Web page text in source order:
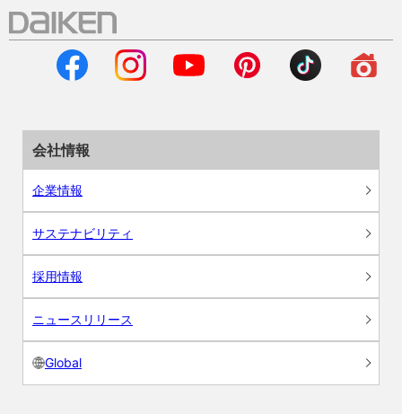
会社情報
企業情報
サステナビリティ
採用情報
ニュースリリース
Global